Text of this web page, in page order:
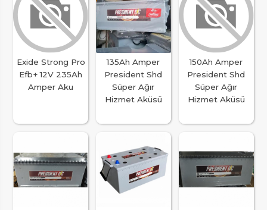
Exide Strong Pro
Efb+ 12V 235Ah
Amper Aku
135Ah Amper
President Shd
Süper Ağır
Hizmet Aküsü
150Ah Amper
President Shd
Süper Ağır
Hizmet Aküsü